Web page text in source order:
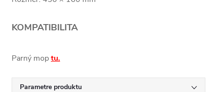
KOMPATIBILITA
Parný moptu.
Parametre produktu